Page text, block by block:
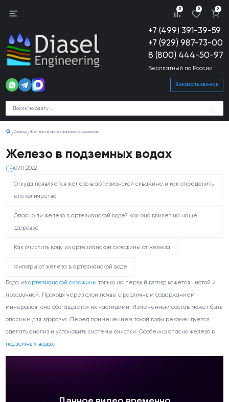
+7 (499) 391-39-59
+7 (929) 987-73-00
8 (800) 444-50-97
Бесплатный по России
Заказать звонок
0 0 0
Статьи Железо в артезианских скважинах
Железо в подземных водах
07.11.2022
Откуда появляется железо в артезианской скважине и как определить
его количество
Опасно ли железо в артезианской воде? Как оно влияет на наше
здоровье
Как очистить воду из артезианской скважины от железа
Фильтры от железа в артезианской воде
Вода изартезианской скважины только на первый взгляд кажется чистой и
прозрачной. Проходя через слои почвы с различным содержанием
минералов, она обогащается их частицами. Измененный состав может быть
опасным для здоровья. Перед применением такой воды рекомендуется
сделать анализ и установить системы очистки. Особенно опасно железо в
подземных водах.